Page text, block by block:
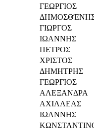
ΓΕΩΡΓΙΟΣ
ΓΙΩΡΓΟΣ
ΙΩΑΝΝΗΣ
ΠΕΤΡΟΣ
ΧΡΙΣΤΟΣ
ΔΗΜΗΤΡΗΣ
ΓΕΩΡΓΙΟΣ
ΑΛΕΞΑΝΔΡΑ
ΑΧΙΛΛΕΑΣ
ΙΩΑΝΝΗΣ